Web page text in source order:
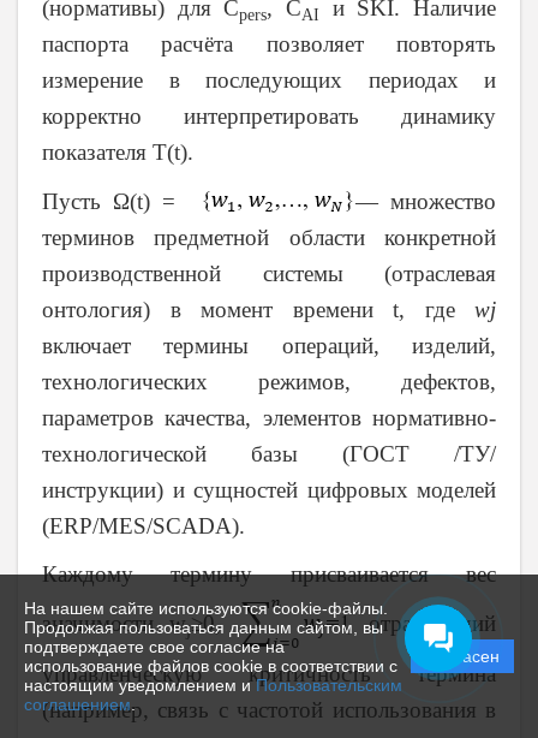
На нашем сайте используются cookie-файлы.
Продолжая пользоваться данным сайтом, вы
подтверждаете свое согласие на
использование файлов cookie в соответствии с
настоящим уведомлением иПользовательским
соглашением.
Согласен
(нормативы) для Cpers, CAI
и SKI. Наличие
паспорта расчёта позволяет повторять
измерение в последующих периодах и
корректно интерпретировать динамику
показателя T(t).
Пусть Ω(t) =
— множество
терминов предметной области конкретной
производственной системы (отраслевая
онтология) в момент времени t, где wj
включает термины операций, изделий,
технологических режимов, дефектов,
параметров качества, элементов нормативно-
технологической базы (ГОСТ /ТУ/
инструкции) и сущностей цифровых моделей
(ERP/MES/SCADA).
Каждому термину присваивается вес
значимости wj≥0, , отражающий
управленческую критичность термина
(например, связь с частотой использования в